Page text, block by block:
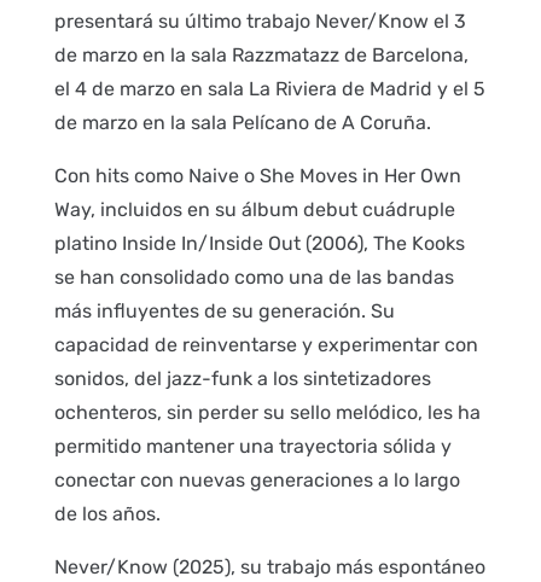
presentará su último trabajo Never/Know el 3
de marzo en la sala Razzmatazz de Barcelona,
el 4 de marzo en sala La Riviera de Madrid y el 5
de marzo en la sala Pelícano de A Coruña.
Con hits como Naive o She Moves in Her Own
Way, incluidos en su álbum debut cuádruple
platino Inside In/Inside Out (2006), The Kooks
se han consolidado como una de las bandas
más influyentes de su generación. Su
capacidad de reinventarse y experimentar con
sonidos, del jazz-funk a los sintetizadores
ochenteros, sin perder su sello melódico, les ha
permitido mantener una trayectoria sólida y
conectar con nuevas generaciones a lo largo
de los años.
Never/Know (2025), su trabajo más espontáneo